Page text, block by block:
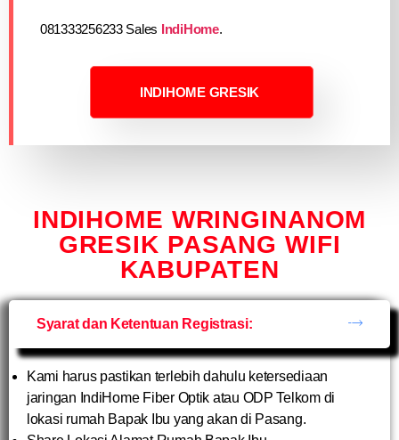
081333256233 Sales IndiHome.
INDIHOME GRESIK
INDIHOME WRINGINANOM
GRESIK PASANG WIFI
KABUPATEN
Syarat dan Ketentuan Registrasi:
Kami harus pastikan terlebih dahulu ketersediaan
jaringan IndiHome Fiber Optik atau ODP Telkom di
lokasi rumah Bapak Ibu yang akan di Pasang.